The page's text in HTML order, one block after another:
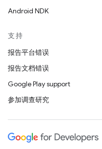
Android NDK
支持
报告平台错误
报告文档错误
Google Play support
参加调查研究